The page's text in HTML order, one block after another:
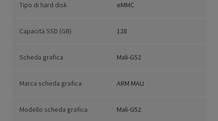
Tipo di hard disk eMMC
Capacità SSD (GB) 128
Scheda grafica Mali-G52
Marca scheda grafica ARM MALI
Modello scheda grafica Mali-G52